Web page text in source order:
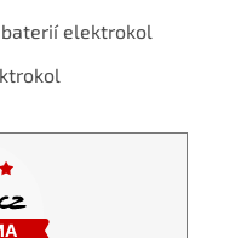
elektrokol